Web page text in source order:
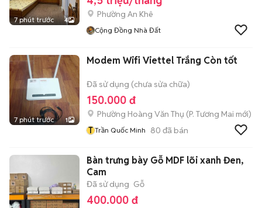
7 phút trước 4
Phường An Khê
Cộng Đồng Nhà Đất
7 phút trước 1
Modem Wifi Viettel Trắng Còn tốt
Đã sử dụng (chưa sửa chữa)
150.000 đ
Phường Hoàng Văn Thụ (P. Tương Mai mới)
T Trần Quốc Minh 80 đã bán
Bàn trưng bày Gỗ MDF lõi xanh Đen,
Cam
Đã sử dụng Gỗ
400.000 đ